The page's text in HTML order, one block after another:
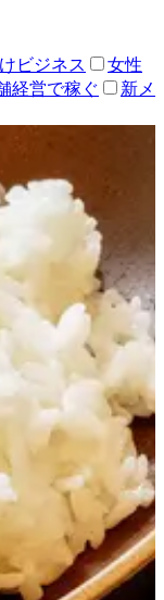
ビジネス
女性
経営で稼ぐ
新メ